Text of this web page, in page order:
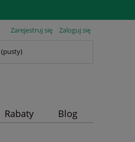
Zarejestruj się Zaloguj się
(pusty)
Rabaty Blog